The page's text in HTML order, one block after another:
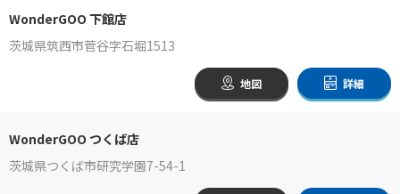
WonderGOO 下館店
茨城県筑西市菅谷字石堀1513
地図 詳細
WonderGOO つくば店
茨城県つくば市研究学園7-54-1